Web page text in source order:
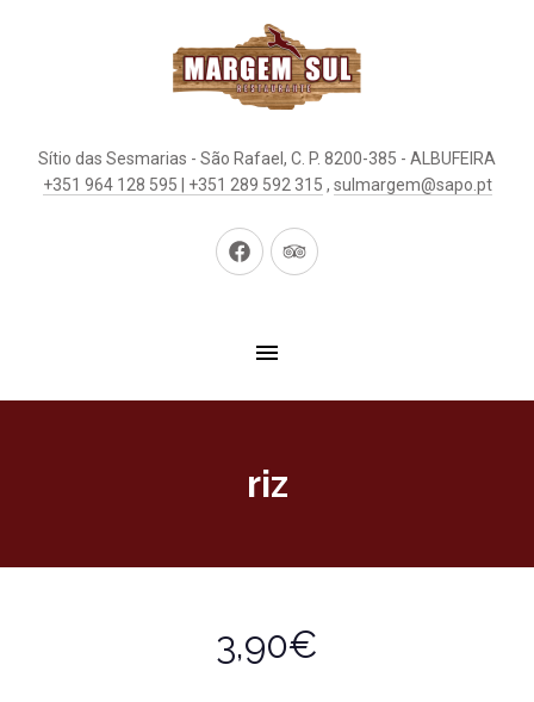
Sítio das Sesmarias - São Rafael, C. P. 8200-385 - ALBUFEIRA
+351 964 128 595 | +351 289 592 315 , sulmargem@sapo.pt
New
New
riz
3,90€